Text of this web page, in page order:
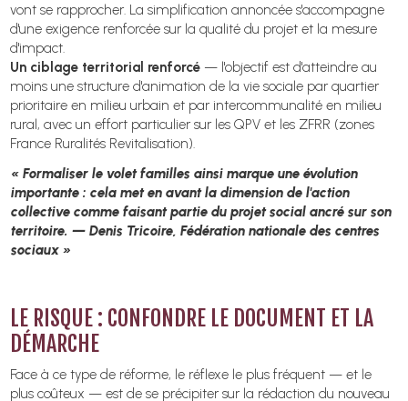
vont se rapprocher. La simplification annoncée s'accompagne
d'une exigence renforcée sur la qualité du projet et la mesure
d'impact.
Un ciblage territorial renforcé — l'objectif est d'atteindre au
moins une structure d'animation de la vie sociale par quartier
prioritaire en milieu urbain et par intercommunalité en milieu
rural, avec un effort particulier sur les QPV et les ZFRR (zones
France Ruralités Revitalisation).
« Formaliser le volet familles ainsi marque une évolution
importante : cela met en avant la dimension de l'action
collective comme faisant partie du projet social ancré sur son
territoire. — Denis Tricoire, Fédération nationale des centres
sociaux »
LE RISQUE : CONFONDRE LE DOCUMENT ET LA
DÉMARCHE
Face à ce type de réforme, le réflexe le plus fréquent — et le
plus coûteux — est de se précipiter sur la rédaction du nouveau